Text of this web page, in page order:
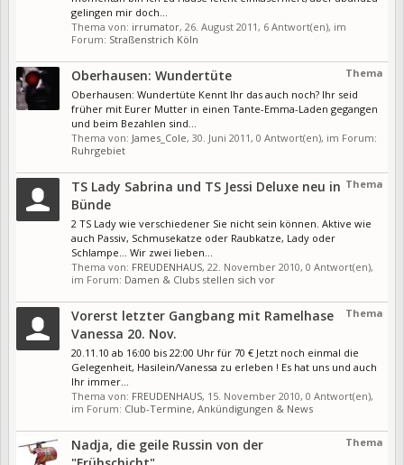
gelingen mir doch...
Thema von: irrumator, 26. August 2011, 6 Antwort(en), im
Forum: Straßenstrich Köln
Thema
Oberhausen: Wundertüte
Oberhausen: Wundertüte Kennt Ihr das auch noch? Ihr seid
früher mit Eurer Mutter in einen Tante-Emma-Laden gegangen
und beim Bezahlen sind...
Thema von: James_Cole, 30. Juni 2011, 0 Antwort(en), im Forum:
Ruhrgebiet
Thema
TS Lady Sabrina und TS Jessi Deluxe neu in
Bünde
2 TS Lady wie verschiedener Sie nicht sein können. Aktive wie
auch Passiv, Schmusekatze oder Raubkatze, Lady oder
Schlampe... Wir zwei lieben...
Thema von: FREUDENHAUS, 22. November 2010, 0 Antwort(en),
im Forum: Damen & Clubs stellen sich vor
Thema
Vorerst letzter Gangbang mit Ramelhase
Vanessa 20. Nov.
20.11.10 ab 16:00 bis 22:00 Uhr für 70 € Jetzt noch einmal die
Gelegenheit, Hasilein/Vanessa zu erleben ! Es hat uns und auch
Ihr immer...
Thema von: FREUDENHAUS, 15. November 2010, 0 Antwort(en),
im Forum: Club-Termine, Ankündigungen & News
Thema
Nadja, die geile Russin von der